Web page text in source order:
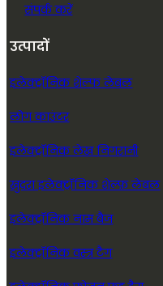
संपर्क करें
उत्पादों
इलेक्ट्रॉनिक शेल्फ लेबल
लोग काउंटर
इलेक्ट्रॉनिक लेख निगरानी
खुदरा इलेक्ट्रॉनिक शेल्फ़ लेबल
इलेक्ट्रॉनिक नाम बैज
इलेक्ट्रॉनिक वस्त्र टैग